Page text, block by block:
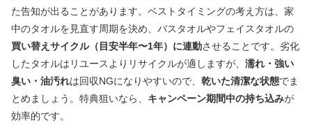
た告知が出ることがあります。ベストタイミングの考え方は、家
中のタオルを見直す周期を決め、バスタオルやフェイスタオルの
買い替えサイクル（目安半年〜1年）に連動させることです。劣化
したタオルはリユースよりリサイクルが適しますが、 濡れ・強い
臭い・油汚れは回収NGになりやすいので、 乾いた清潔な状態でま
とめましょう。特典狙いなら、 キャンペーン期間中の持ち込みが
効率的です。